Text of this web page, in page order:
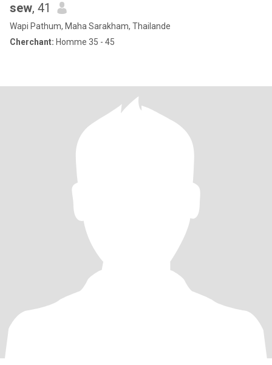
sew, 41
Wapi Pathum, Maha Sarakham, Thailande
Cherchant: Homme 35 - 45